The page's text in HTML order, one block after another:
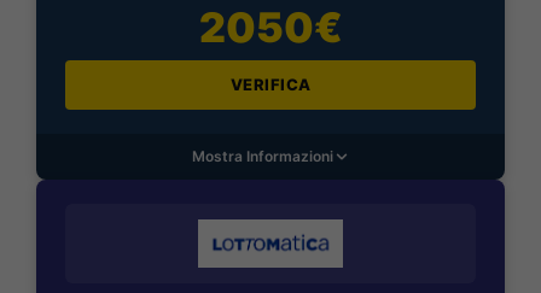
2050€
VERIFICA
Mostra Informazioni